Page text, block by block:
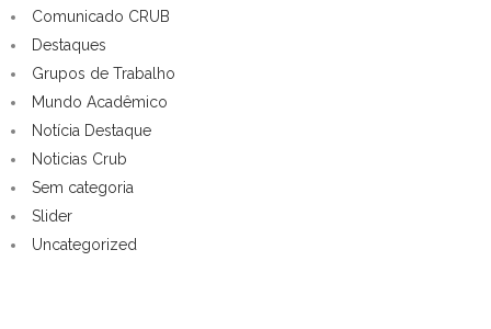
Comunicado CRUB
Destaques
Grupos de Trabalho
Mundo Acadêmico
Notícia Destaque
Noticias Crub
Sem categoria
Slider
Uncategorized